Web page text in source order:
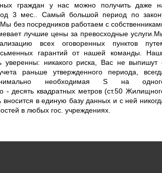
граждан у нас можно получить даже
3 мес.. Самый большой период по
Мы без посредников работаем с
лучшие цены за превосходные
всех оговоренных пунктов
гарантий от нашей команды.
уверенны: никакого риска, Вас не выпишут
раньше утвержденного периода,
необходимая S на
- десять квадратных метров (ст.50
вносится в единую базу данных и с ней
в любых гос. учреждениях.